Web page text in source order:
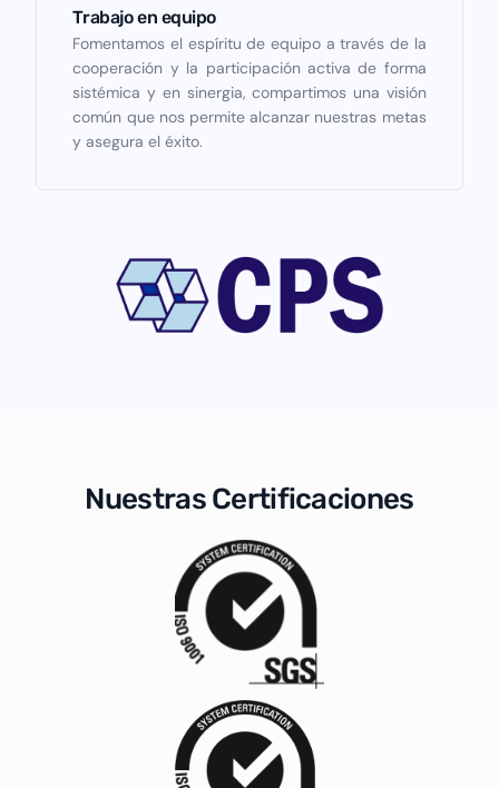
Trabajo en equipo
Fomentamos el espíritu de equipo a través de la
cooperación y la participación activa de forma
sistémica y en sinergia, compartimos una visión
común que nos permite alcanzar nuestras metas
y asegura el éxito.
Nuestras Certificaciones